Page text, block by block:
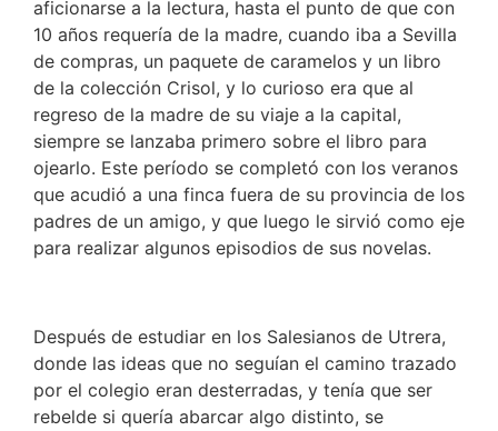
aficionarse a la lectura, hasta el punto de que con
10 años requería de la madre, cuando iba a Sevilla
de compras, un paquete de caramelos y un libro
de la colección Crisol, y lo curioso era que al
regreso de la madre de su viaje a la capital,
siempre se lanzaba primero sobre el libro para
ojearlo. Este período se completó con los veranos
que acudió a una finca fuera de su provincia de los
padres de un amigo, y que luego le sirvió como eje
para realizar algunos episodios de sus novelas.
Después de estudiar en los Salesianos de Utrera,
donde las ideas que no seguían el camino trazado
por el colegio eran desterradas, y tenía que ser
rebelde si quería abarcar algo distinto, se